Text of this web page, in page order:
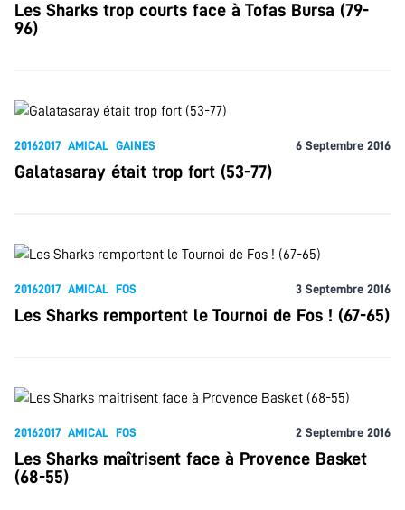
Les Sharks trop courts face à Tofas Bursa (79-
96)
20162017 AMICAL GAINES 6 Septembre 2016
Galatasaray était trop fort (53-77)
20162017 AMICAL FOS 3 Septembre 2016
Les Sharks remportent le Tournoi de Fos ! (67-65)
20162017 AMICAL FOS 2 Septembre 2016
Les Sharks maîtrisent face à Provence Basket
(68-55)